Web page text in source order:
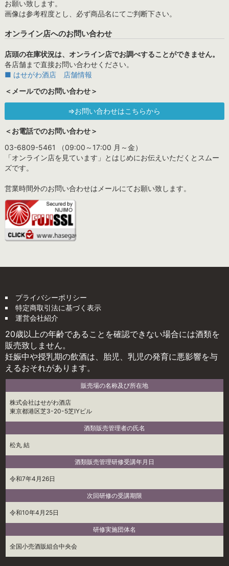
お願い致します。
画像は参考程度とし、必ず商品名にてご判断下さい。
オンライン店へのお問い合わせ
店頭の在庫状況は、オンライン店でお調べすることができません。
各店舗まで直接お問い合わせください。
■ はせがわ酒店 店舗情報
＜メールでのお問い合わせ＞
⇒お問い合わせはこちらから
＜お電話でのお問い合わせ＞
03-6809-5461 （09:00～17:00 月～金）
「オンライン店を見ています」とはじめにお伝えいただくとスムー
ズです。
営業時間外のお問い合わせはメールにてお願い致します。
プライバシーポリシー
特定商取引法に基づく表示
運営会社紹介
20歳以上の年齢であることを確認できない場合には酒類を
販売致しません。
妊娠中や授乳期の飲酒は、胎児、乳児の発育に悪影響を与
えるおそれがあります。
販売場の名称及び所在地
株式会社はせがわ酒店
東京都港区芝3-20-5芝IYビル
酒類販売管理者の氏名
松丸 結
酒類販売管理研修受講年月日
令和7年4月26日
次回研修の受講期限
令和10年4月25日
研修実施団体名
全国小売酒販組合中央会